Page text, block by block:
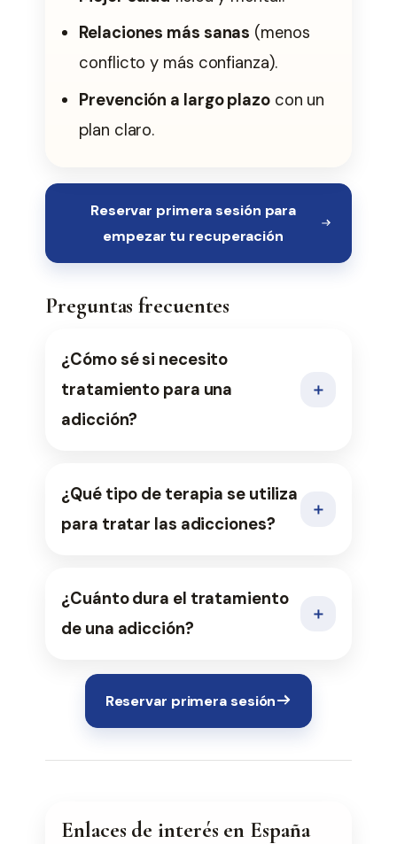
Relaciones más sanas (menos
conflicto y más confianza).
Prevención a largo plazocon un
plan claro.
Reservar primera sesión para
empezar tu recuperación
Preguntas frecuentes
¿Cómo sé si necesito
tratamiento para una
adicción?
＋
¿Qué tipo de terapia se utiliza
para tratar las adicciones?
＋
¿Cuánto dura el tratamiento
de una adicción?
＋
Reservar primera sesión
Enlaces de interés en España